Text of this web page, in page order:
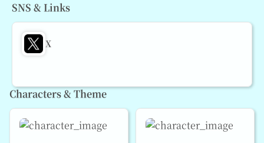
SNS & Links
X
Characters & Theme